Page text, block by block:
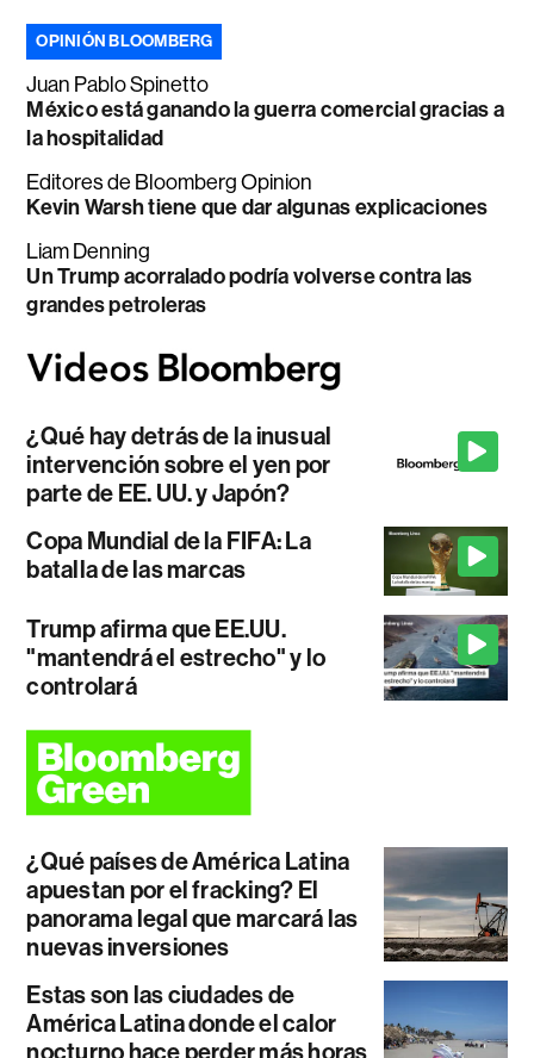
OPINIÓN BLOOMBERG
Juan Pablo Spinetto
México está ganando la guerra comercial gracias a
la hospitalidad
Editores de Bloomberg Opinion
Kevin Warsh tiene que dar algunas explicaciones
Liam Denning
Un Trump acorralado podría volverse contra las
grandes petroleras
¿Qué hay detrás de la inusual
intervención sobre el yen por
parte de EE. UU. y Japón?
Copa Mundial de la FIFA: La
batalla de las marcas
Trump afirma que EE.UU.
"mantendrá el estrecho" y lo
controlará
¿Qué países de América Latina
apuestan por el fracking? El
panorama legal que marcará las
nuevas inversiones
Estas son las ciudades de
América Latina donde el calor
nocturno hace perder más horas